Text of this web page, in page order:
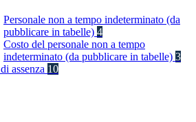
Personale non a tempo indeterminato (da
pubblicare in tabelle) 4
Costo del personale non a tempo
indeterminato (da pubblicare in tabelle) 3
assenza 10